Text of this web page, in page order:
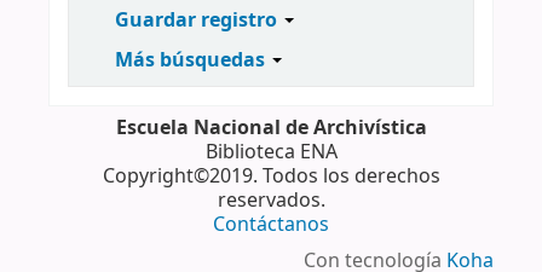
Guardar registro
Más búsquedas
Escuela Nacional de Archivística
Biblioteca ENA
Copyright©2019. Todos los derechos
reservados.
Contáctanos
Con tecnología Koha